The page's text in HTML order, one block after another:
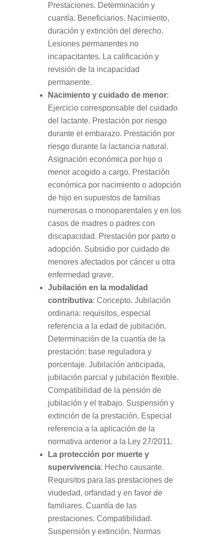
Prestaciones. Determinación y
cuantía. Beneficiarios. Nacimiento,
duración y extinción del derecho.
Lesiones permanentes no
incapacitantes. La calificación y
revisión de la incapacidad
permanente.
Nacimiento y cuidado de menor:
Ejercicio corresponsable del cuidado
del lactante. Prestación por riesgo
durante el embarazo. Prestación por
riesgo durante la lactancia natural.
Asignación económica por hijo o
menor acogido a cargo. Prestación
económica por nacimiento o adopción
de hijo en supuestos de familias
numerosas o monoparentales y en los
casos de madres o padres con
discapacidad. Prestación por parto o
adopción. Subsidio por cuidado de
menores afectados por cáncer u otra
enfermedad grave.
Jubilación en la modalidad
contributiva: Concepto. Jubilación
ordinaria: requisitos, especial
referencia a la edad de jubilación.
Determinación de la cuantía de la
prestación: base reguladora y
porcentaje. Jubilación anticipada,
jubilación parcial y jubilación flexible.
Compatibilidad de la pensión de
jubilación y el trabajo. Suspensión y
extinción de la prestación. Especial
referencia a la aplicación de la
normativa anterior a la Ley 27/2011.
La protección por muerte y
supervivencia: Hecho causante.
Requisitos para las prestaciones de
viudedad, orfandad y en favor de
familiares. Cuantía de las
prestaciones. Compatibilidad.
Suspensión y extinción. Normas